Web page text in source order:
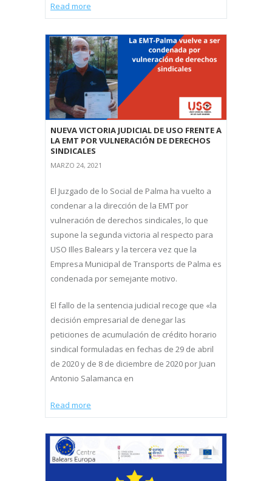
Read more
NUEVA VICTORIA JUDICIAL DE USO FRENTE A
LA EMT POR VULNERACIÓN DE DERECHOS
SINDICALES
MARZO 24, 2021
El Juzgado de lo Social de Palma ha vuelto a
condenar a la dirección de la EMT por
vulneración de derechos sindicales, lo que
supone la segunda victoria al respecto para
USO Illes Balears y la tercera vez que la
Empresa Municipal de Transports de Palma es
condenada por semejante motivo.
El fallo de la sentencia judicial recoge que «la
decisión empresarial de denegar las
peticiones de acumulación de crédito horario
sindical formuladas en fechas de 29 de abril
de 2020 y de 8 de diciembre de 2020 por Juan
Antonio Salamanca en
Read more